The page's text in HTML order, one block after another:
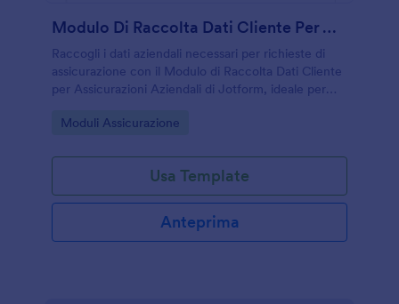
Modulo Di Raccolta Dati Cliente Per Assicurazioni Aziendali
Raccogli i dati aziendali necessari per richieste di
assicurazione con il Modulo di Raccolta Dati Cliente
per Assicurazioni Aziendali di Jotform, ideale per
gestiscono preventivi e rinnovi.
Go to Category:
Moduli Assicurazione
Usa Template
Anteprima